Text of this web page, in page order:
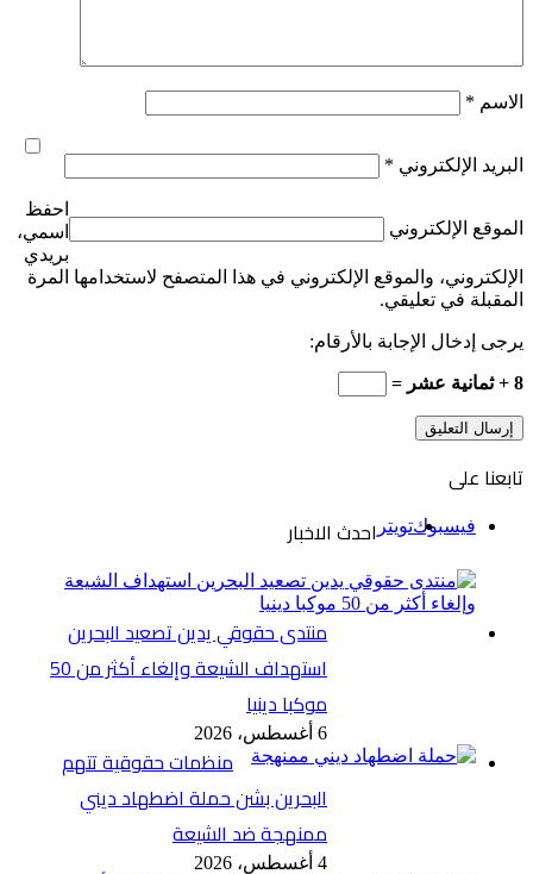
الاسم *
البريد الإلكتروني *
الموقع الإلكتروني
احفظ
اسمي،
بريدي
الإلكتروني، والموقع الإلكتروني في هذا المتصفح لاستخدامها المرة
المقبلة في تعليقي.
يرجى إدخال الإجابة بالأرقام:
8 + ثمانية عشر =
تابعنا على
فيسبوكتويتر احدث الاخبار
منتدى حقوقي يدين تصعيد البحرين
استهداف الشيعة وإلغاء أكثر من 50
موكبا دينيا
6 أغسطس، 2026
منظمات حقوقية تتهم
البحرين بشن حملة اضطهاد ديني
ممنهجة ضد الشيعة
4 أغسطس، 2026